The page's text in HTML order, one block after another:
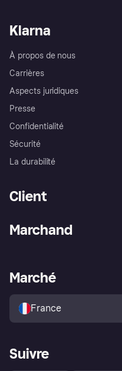
Klarna
À propos de nous
Carrières
Aspects juridiques
Presse
Confidentialité
Sécurité
La durabilité
Client
Explorez les magasins
Politique de protection de
l’acheteur Klarna
Marchand
Portail Marchand
Marché
France
Suivre